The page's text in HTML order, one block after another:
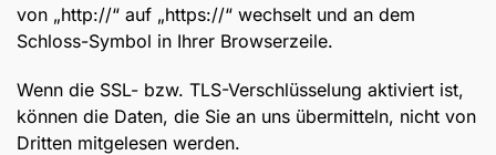
von „http://“ auf „https://“ wechselt und an dem
Schloss-Symbol in Ihrer Browserzeile.
Wenn die SSL- bzw. TLS-Verschlüsselung aktiviert ist,
können die Daten, die Sie an uns übermitteln, nicht von
Dritten mitgelesen werden.